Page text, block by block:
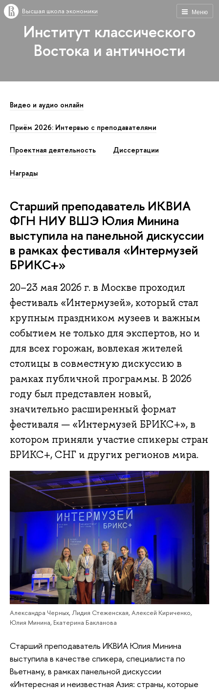
Меню
Высшая школа экономики
Институт классического
Востока и античности
Видео и аудио онлайн
Приём 2026: Интервью с преподавателями
Проектная деятельность Диссертации
Награды
Старший преподаватель ИКВИА
ФГН НИУ ВШЭ Юлия Минина
выступила на панельной дискуссии
в рамках фестиваля «Интермузей
БРИКС+»
20–23 мая 2026 г. в Москве проходил
фестиваль «Интермузей», который стал
крупным праздником музеев и важным
событием не только для экспертов, но и
для всех горожан, вовлекая жителей
столицы в совместную дискуссию в
рамках публичной программы. В 2026
году был представлен новый,
значительно расширенный формат
фестиваля — «Интермузей БРИКС+», в
котором приняли участие спикеры стран
БРИКС+, СНГ и других регионов мира.
Александра Черных, Лидия Стеженская, Алексей Кириченко,
Юлия Минина, Екатерина Бакланова
Старший преподаватель ИКВИА Юлия Минина
выступила в качестве спикера, специалиста по
Вьетнаму, в рамках панельной дискуссии
«Интересная и неизвестная Азия: страны, которые